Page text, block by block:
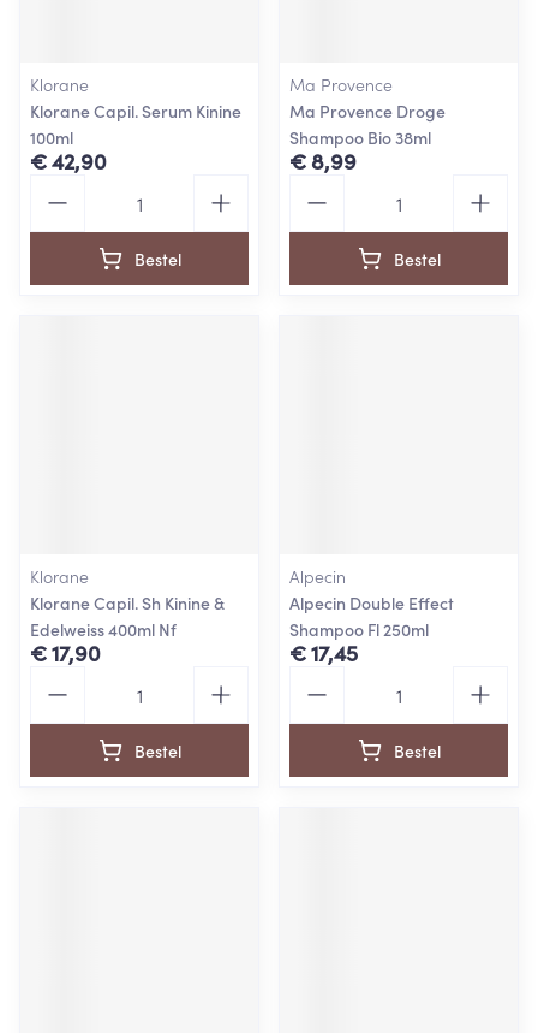
Klorane
Klorane Capil. Serum Kinine
100ml
€ 42,90
Bestel
Ma Provence
Ma Provence Droge
Shampoo Bio 38ml
€ 8,99
Bestel
Klorane
Klorane Capil. Sh Kinine &
Edelweiss 400ml Nf
€ 17,90
Bestel
Alpecin
Alpecin Double Effect
Shampoo Fl 250ml
€ 17,45
Bestel